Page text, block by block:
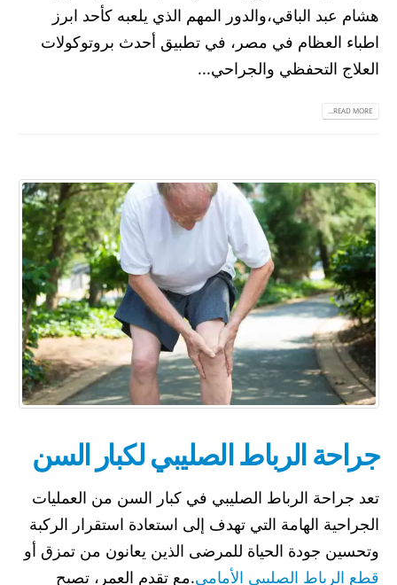
هشام عبد الباقي،والدور المهم الذي يلعبه كأحد ابرز
اطباء العظام في مصر، في تطبيق أحدث بروتوكولات
العلاج التحفظي والجراحي...
READ MORE...
جراحة الرباط الصليبي لكبار السن
تعد جراحة الرباط الصليبي في كبار السن من العمليات
الجراحية الهامة التي تهدف إلى استعادة استقرار الركبة
وتحسين جودة الحياة للمرضى الذين يعانون من تمزق أو
قطع الرباط الصليبي الأمامي.مع تقدم العمر، تصبح